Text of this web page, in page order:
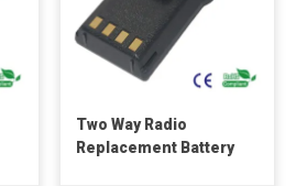
Two Way Radio
Replacement Battery